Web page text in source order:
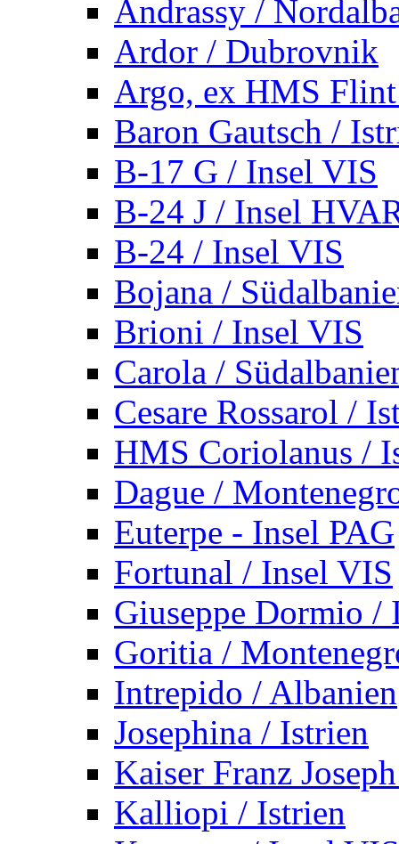
Andrassy /
Ardor / Dubrovnik
Argo, ex HMS
Baron Gautsch /
B-17 G / Insel VIS
B-24 J / Insel
B-24 / Insel VIS
Bojana /
Brioni / Insel VIS
Carola /
Cesare Rossarol /
HMS Coriolanus /
Dague /
Euterpe - Insel PAG
Fortunal / Insel VIS
Giuseppe Dormio /
Goritia /
Intrepido / Albanien
Josephina / Istrien
Kaiser Franz
Kalliopi / Istrien